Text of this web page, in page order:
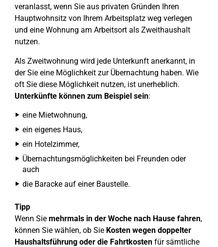
veranlasst, wenn Sie aus privaten Gründen Ihren
Hauptwohnsitz von Ihrem Arbeitsplatz weg verlegen
und eine Wohnung am Arbeitsort als Zweithaushalt
nutzen.
Als Zweitwohnung wird jede Unterkunft anerkannt, in
der Sie eine Möglichkeit zur Übernachtung haben. Wie
oft Sie diese Möglichkeit nutzen, ist unerheblich.
Unterkünfte können zum Beispiel sein:
eine Mietwohnung,
ein eigenes Haus,
ein Hotelzimmer,
Übernachtungsmöglichkeiten bei Freunden oder
auch
die Baracke auf einer Baustelle.
Tipp
Wenn Sie mehrmals in der Woche nach Hause fahren,
können Sie wählen, ob Sie Kosten wegen doppelter
Haushaltsführung oder die Fahrtkosten für sämtliche